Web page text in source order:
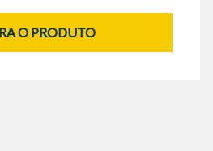
O PRODUTO